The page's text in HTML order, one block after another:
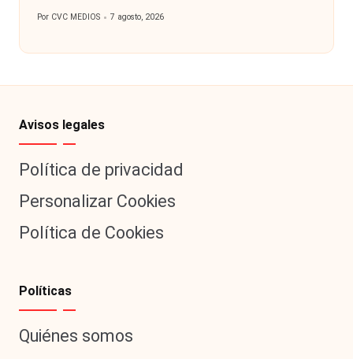
Publicado
Por CVC MEDIOS 7 agosto, 2026
Avisos legales
Política de privacidad
Personalizar Cookies
Política de Cookies
Políticas
Quiénes somos